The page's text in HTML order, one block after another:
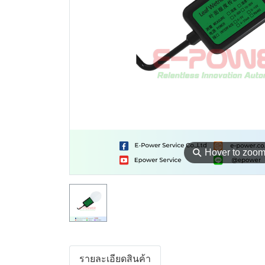
⚲Hover to zoom
รายละเอียดสินค้า